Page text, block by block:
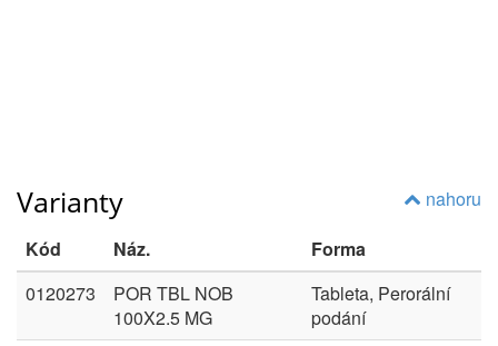
nahoru
Varianty
Kód Náz.
Forma
0120273
POR TBL NOB
100X2.5 MG
Tableta, Perorální
podání